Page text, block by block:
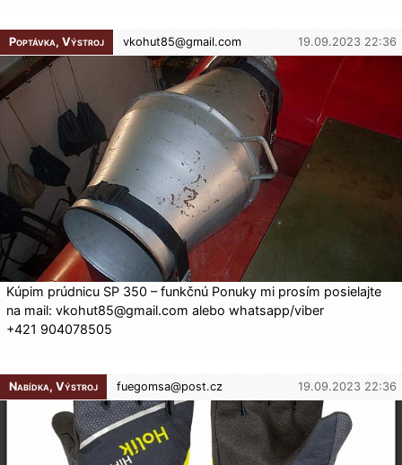
Poptávka, Výstroj vkohut85@gmail.com 19.09.2023 22:36
Kúpim prúdnicu SP 350 – funkčnú Ponuky mi prosím posielajte
na mail: vkohut85@gmail.com alebo whatsapp/viber
+421 904078505
Nabídka, Výstroj fuegomsa@post.cz 19.09.2023 22:36